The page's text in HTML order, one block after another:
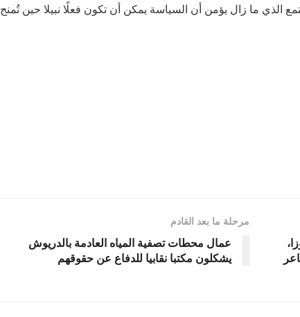
الذي ما زال يؤمن أن السياسة يمكن أن تكون فعلًا نبيلا حين تُمنح
مرحلة ما بعد القادم
عمال محطات تصفية المياه العادمة بالدريوش
يشكلون مكتبا نقابيا للدفاع عن حقوقهم